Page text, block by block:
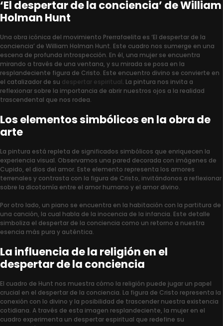
‘El despertar de la conciencia’ de William
Holman Hunt
Una obra icónica del movimiento Prerrafaelita es ‘El despertar de la
conciencia’ de William Holman Hunt. Este cuadro nos sumerge en una
escena de profunda introspección. En él, una mujer se encuentra
mirando a través de una ventana, y su mirada se posa en la
resplandeciente figura de Cristo. Este encuentro divino se convierte en
el catalizador de su despertar espiritual. La pintura nos invita a
reflexionar sobre la importancia de abrir nuestros ojos a la realidad
trascendental que nos rodea.
Los elementos simbólicos en la obra de
arte
La pintura está repleta de significados simbólicos que enriquecen la
experiencia visual. Observamos una pared decorada con imágenes de
Cupido, el dios del amor. Este elemento representa los amores
terrenales y contrasta con la figura de Cristo, invitándonos a reflexionar
sobre la dicotomía entre el amor humano y el amor divino.
Por otro lado, un piano se encuentra en la habitación con la partitura de
una canción, la cual habla de la inocencia de la infancia. Este detalle
simboliza el despertar de la conciencia como un retorno a nuestra
esencia más pura y auténtica.
La influencia de la religión en el
despertar de la conciencia
El cuadro de Hunt nos muestra cómo la religión puede jugar un papel
crucial en el despertar de la conciencia. La figura de Cristo representa la
conexión con lo divino y la posibilidad de trascender nuestra existencia
cotidiana. A través de esta imagen resplandeciente, la mujer en el
cuadro experimenta un despertar espiritual que redefine su